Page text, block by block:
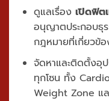
ดูแลเรื่อง เปิดฟิต
อนุญาตประกอบธุ
กฎหมายที่เกี่ยวข้
จัดหาและติดตั้งอุ
ทุกโซน ทั้ง
Weight Zone แ